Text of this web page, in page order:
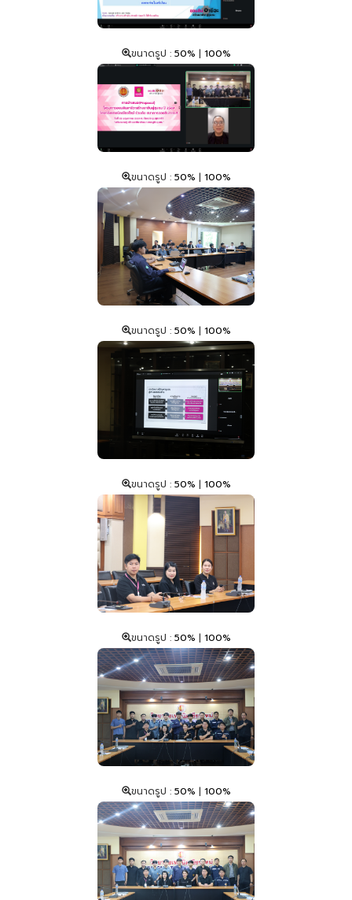
ขนาดรูป : 50% | 100%
ขนาดรูป : 50% | 100%
ขนาดรูป : 50% | 100%
ขนาดรูป : 50% | 100%
ขนาดรูป : 50% | 100%
ขนาดรูป : 50% | 100%